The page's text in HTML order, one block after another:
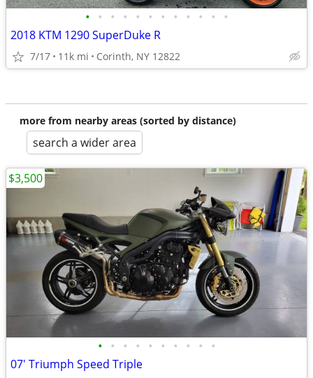
• • • • • • • • • • • •
2018 KTM 1290 SuperDuke R
7/17 11k mi Corinth, NY 12822
more from nearby areas (sorted by distance)
search a wider area
• • • • • • • • • •
07' Triumph Speed Triple
$3,500